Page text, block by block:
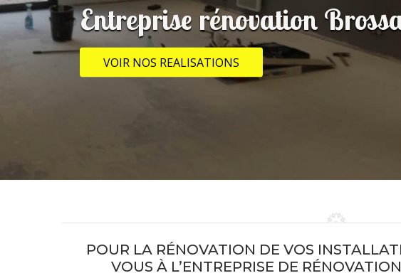
Entreprise rénovation
VOIR NOS REALISATIONS
POUR LA RÉNOVATION DE VOS
VOUS À L’ENTREPRISE DE